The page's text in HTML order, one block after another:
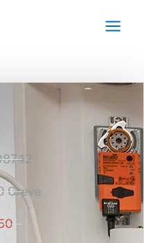
Greve